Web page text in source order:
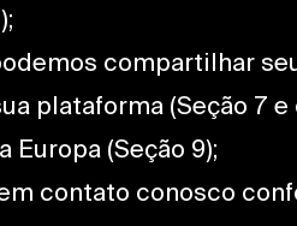
compartilhar
plataforma (Seção 7
(Seção 9);
contato conosco